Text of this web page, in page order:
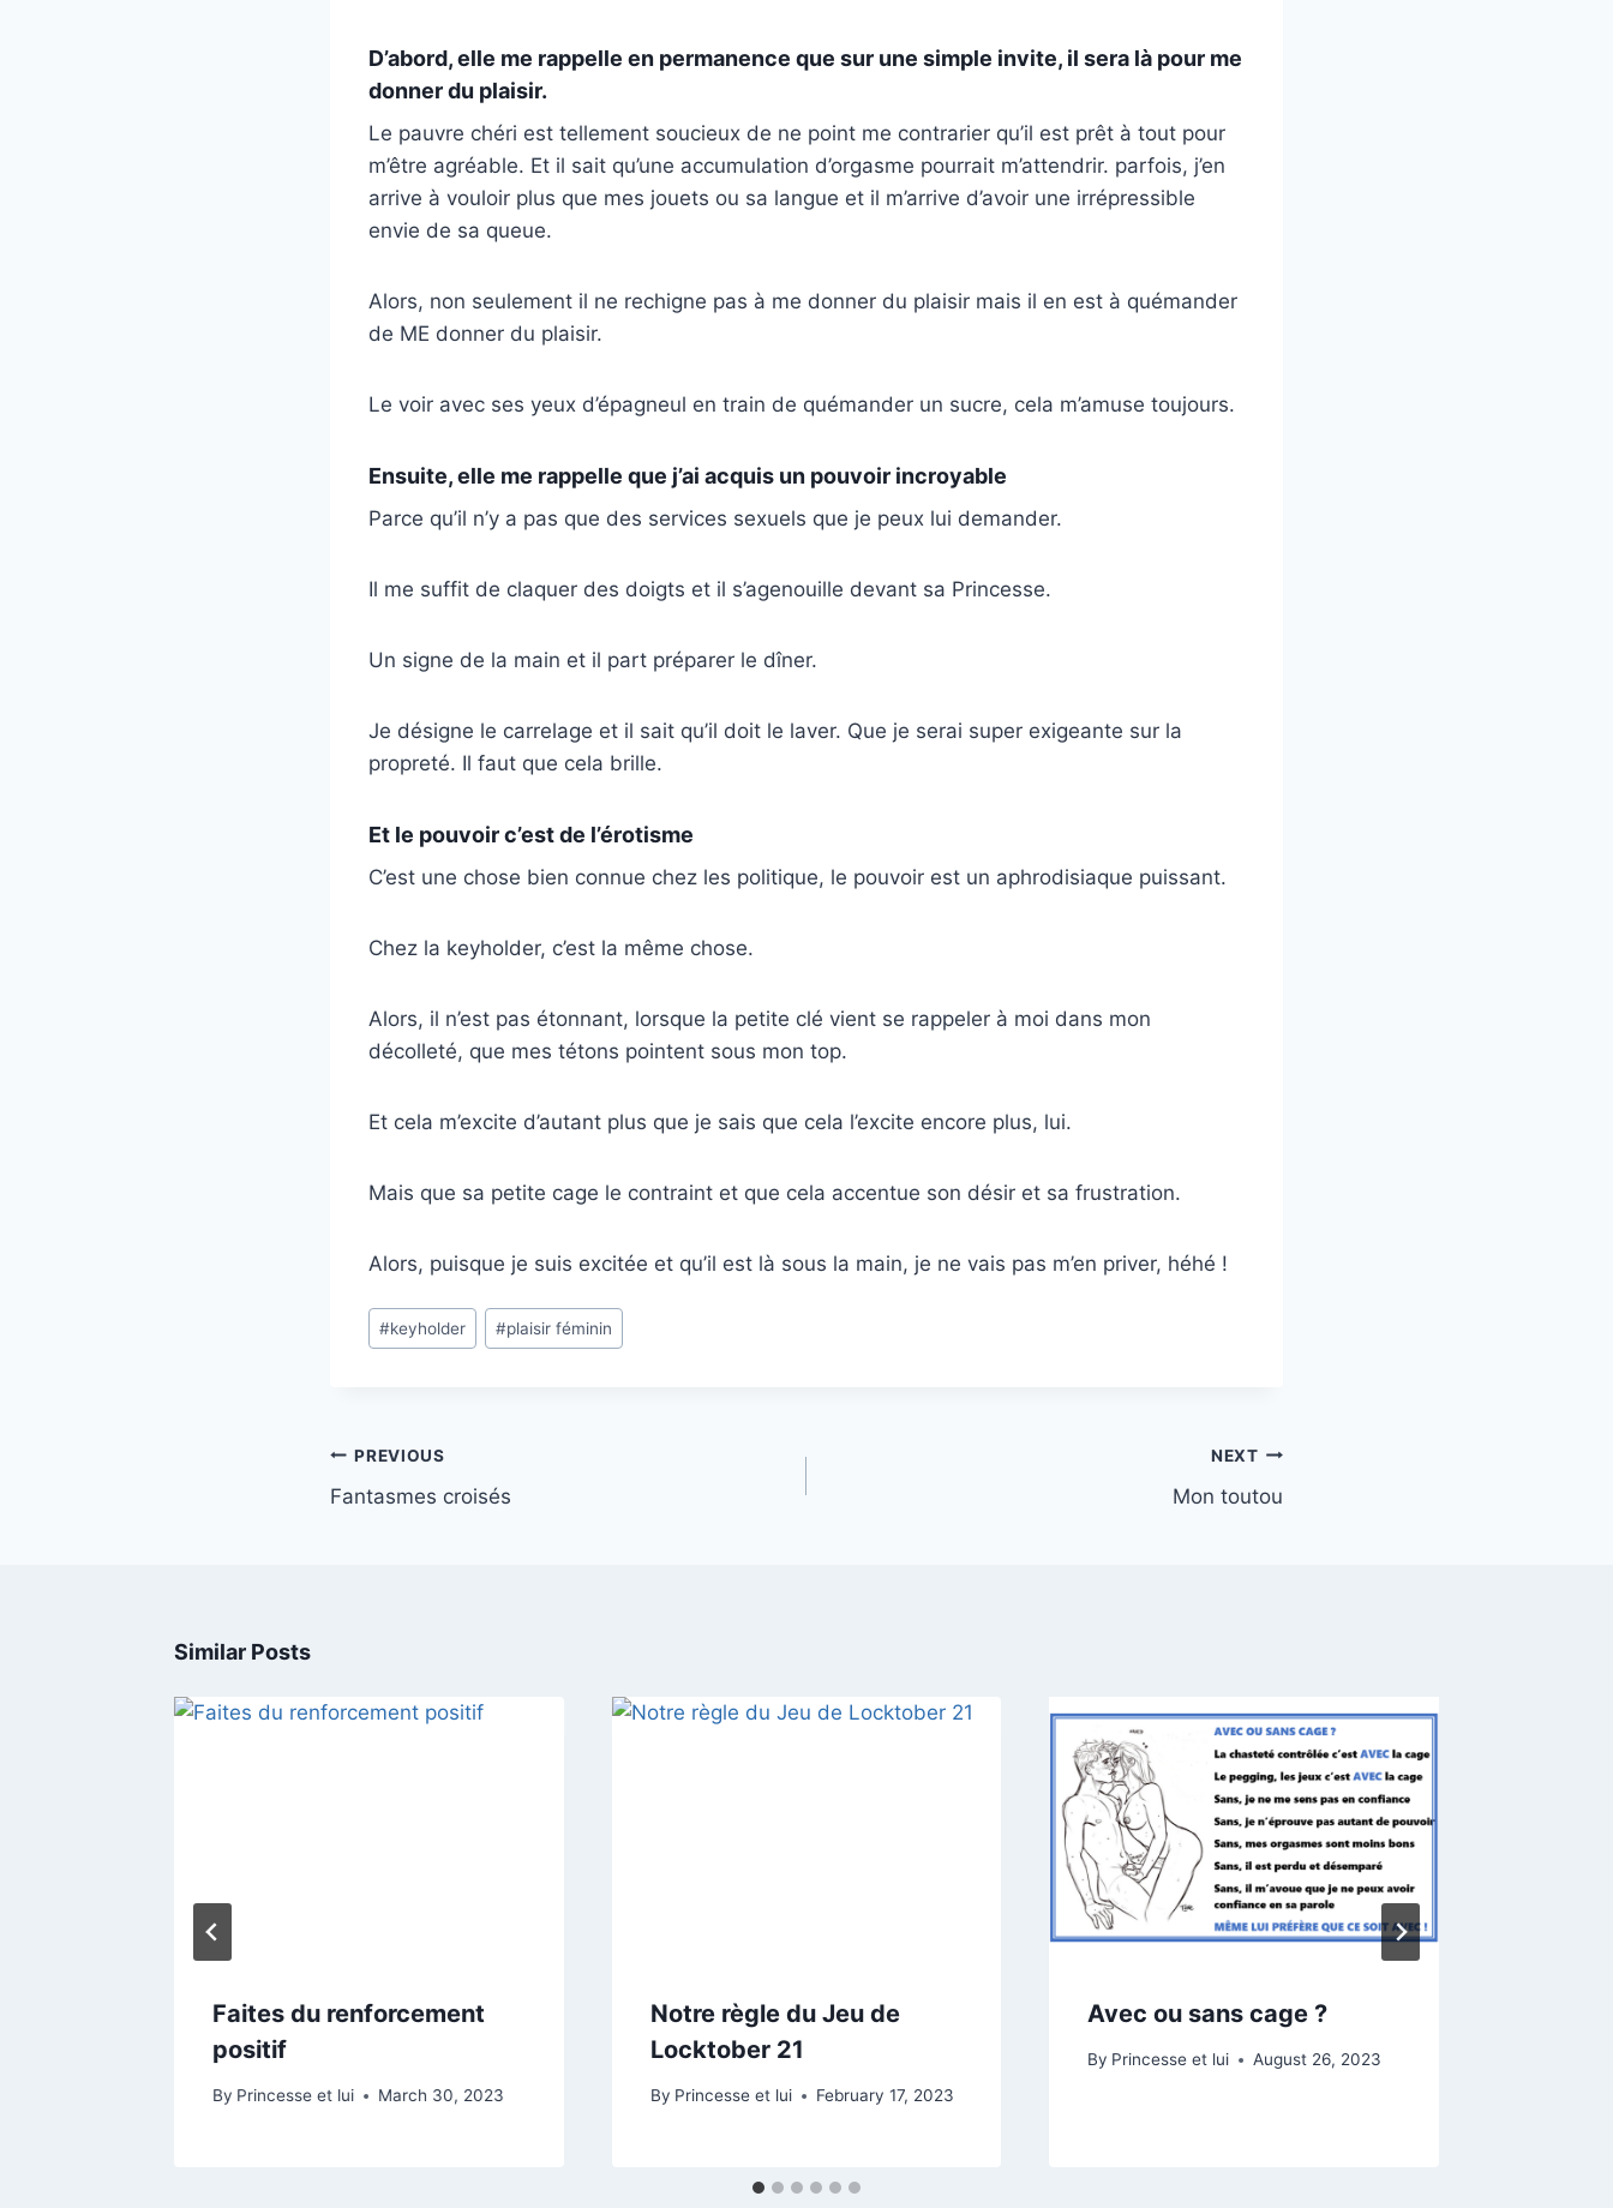
D’abord, elle me rappelle en permanence que sur une simple invite, il sera là pour me
donner du plaisir.
Le pauvre chéri est tellement soucieux de ne point me contrarier qu’il est prêt à tout pour
m’être agréable. Et il sait qu’une accumulation d’orgasme pourrait m’attendrir. parfois, j’en
arrive à vouloir plus que mes jouets ou sa langue et il m’arrive d’avoir une irrépressible
envie de sa queue.
Alors, non seulement il ne rechigne pas à me donner du plaisir mais il en est à quémander
de ME donner du plaisir.
Le voir avec ses yeux d’épagneul en train de quémander un sucre, cela m’amuse toujours.
Ensuite, elle me rappelle que j’ai acquis un pouvoir incroyable
Parce qu’il n’y a pas que des services sexuels que je peux lui demander.
Il me suffit de claquer des doigts et il s’agenouille devant sa Princesse.
Un signe de la main et il part préparer le dîner.
Je désigne le carrelage et il sait qu’il doit le laver. Que je serai super exigeante sur la
propreté. Il faut que cela brille.
Et le pouvoir c’est de l’érotisme
C’est une chose bien connue chez les politique, le pouvoir est un aphrodisiaque puissant.
Chez la keyholder, c’est la même chose.
Alors, il n’est pas étonnant, lorsque la petite clé vient se rappeler à moi dans mon
décolleté, que mes tétons pointent sous mon top.
Et cela m’excite d’autant plus que je sais que cela l’excite encore plus, lui.
Mais que sa petite cage le contraint et que cela accentue son désir et sa frustration.
Alors, puisque je suis excitée et qu’il est là sous la main, je ne vais pas m’en priver, héhé !
Post
Tags:
#keyholder #plaisir féminin
Post
navigation
PREVIOUS
Fantasmes croisés
NEXT
Mon toutou
Similar Posts
Faites du renforcement
positif
By Princesse et lui March 30, 2023
Notre règle du Jeu de
Locktober 21
By Princesse et lui February 17, 2023
Avec ou sans cage ?
By Princesse et lui August 26, 2023